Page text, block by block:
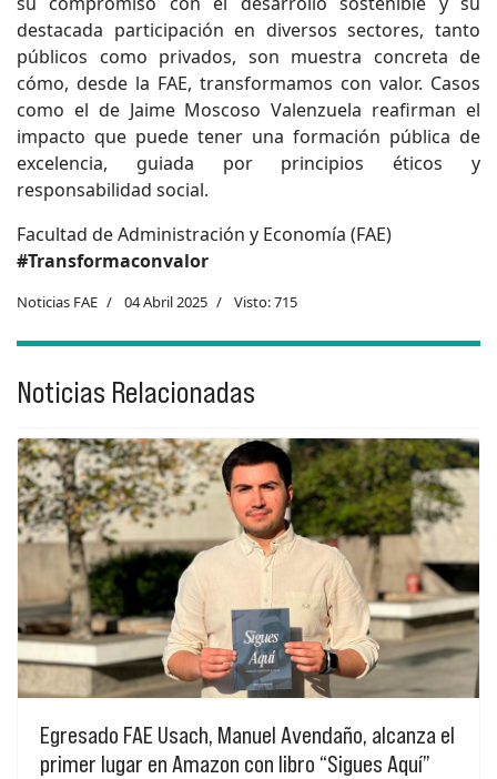
destacada participación en diversos sectores, tanto
públicos como privados, son muestra concreta de
cómo, desde la FAE, transformamos con valor. Casos
como el de Jaime Moscoso Valenzuela reafirman el
impacto que puede tener una formación pública de
excelencia, guiada por principios éticos y
responsabilidad social.
Facultad de Administración y Economía (FAE)
#Transformaconvalor
Noticias FAE 04 Abril 2025 Visto: 715
Noticias Relacionadas
Egresado FAE Usach, Manuel Avendaño, alcanza el
primer lugar en Amazon con libro “Sigues Aquí”